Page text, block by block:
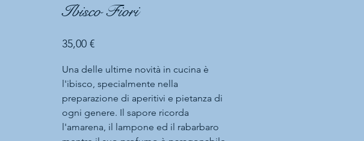
Ibisco Fiori
35,00 €Prezzo
Una delle ultime novità in cucina è
l'ibisco, specialmente nella
preparazione di aperitivi e pietanza di
ogni genere. Il sapore ricorda
l'amarena, il lampone ed il rabarbaro